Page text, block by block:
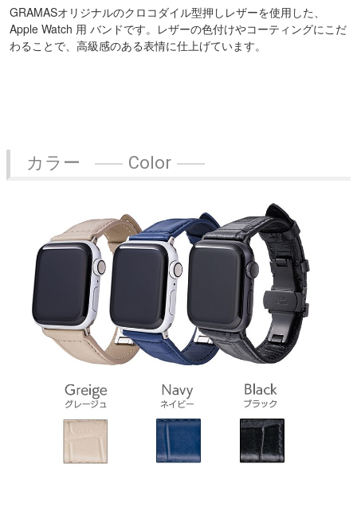
GRAMASオリジナルのクロコダイル型押しレザーを使用した、
Apple Watch 用 バンドです。レザーの色付けやコーティングにこだ
わることで、高級感のある表情に仕上げています。
カラー Color